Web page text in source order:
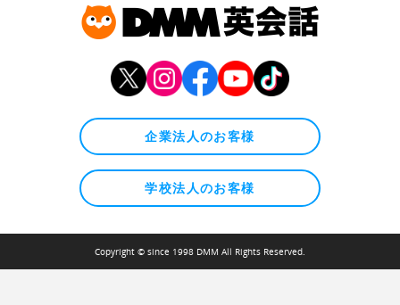
企業法人のお客様
学校法人のお客様
Copyright © since 1998 DMM All Rights Reserved.